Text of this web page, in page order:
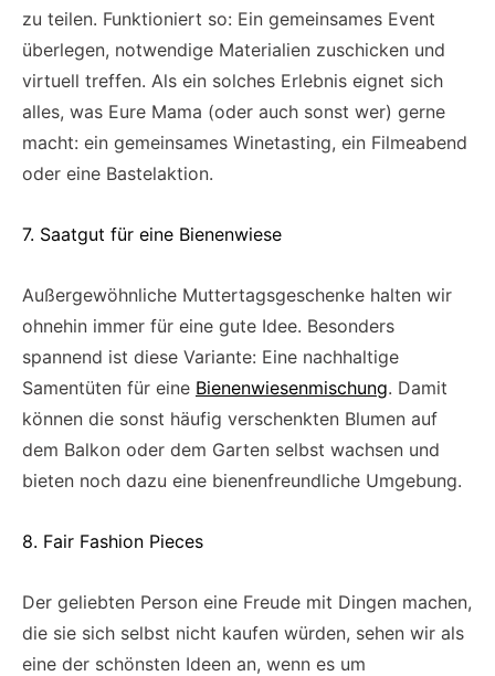
zu teilen. Funktioniert so: Ein gemeinsames Event
überlegen, notwendige Materialien zuschicken und
virtuell treffen. Als ein solches Erlebnis eignet sich
alles, was Eure Mama (oder auch sonst wer) gerne
macht: ein gemeinsames Winetasting, ein Filmeabend
oder eine Bastelaktion.
7. Saatgut für eine Bienenwiese
Außergewöhnliche Muttertagsgeschenke halten wir
ohnehin immer für eine gute Idee. Besonders
spannend ist diese Variante: Eine nachhaltige
Samentüten für eine Bienenwiesenmischung. Damit
können die sonst häufig verschenkten Blumen auf
dem Balkon oder dem Garten selbst wachsen und
bieten noch dazu eine bienenfreundliche Umgebung.
8. Fair Fashion Pieces
Der geliebten Person eine Freude mit Dingen machen,
die sie sich selbst nicht kaufen würden, sehen wir als
eine der schönsten Ideen an, wenn es um